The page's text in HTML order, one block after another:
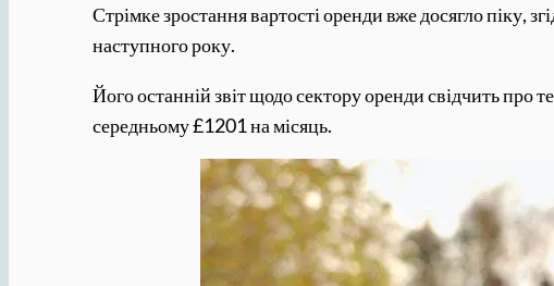
Стрімке зростання вартості оренди вже досягло піку,
наступного року.
Його останній звіт щодо сектору оренди свідчить про
середньому £1201 на місяць.